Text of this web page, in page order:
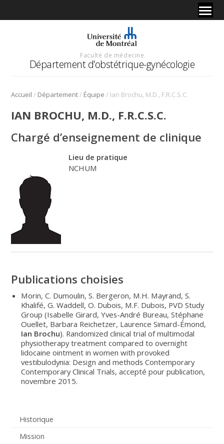
Faculté de médecine
Département d'obstétrique-gynécologie
Accueil / Département/ Équipe / Ian Brochu, M.D., F.R.C.S.C.
Historique
Mission
IAN BROCHU, M.D., F.R.C.S.C.
Chargé d’enseignement de clinique
Lieu de pratique
NCHUM
Publications choisies
Morin, C. Dumoulin, S. Bergeron, M.H. Mayrand, S.
Khalifé, G. Waddell, O. Dubois, M.F. Dubois, PVD Study
Group (Isabelle Girard, Yves-André Bureau, Stéphane
Ouellet, Barbara Reichetzer, Laurence Simard-Émond,
Ian Brochu). Randomized clinical trial of multimodal
physiotherapy treatment compared to overnight
lidocaine ointment in women with provoked
vestibulodynia: Design and methods Contemporary
Contemporary Clinical Trials, accepté pour publication,
novembre 2015.